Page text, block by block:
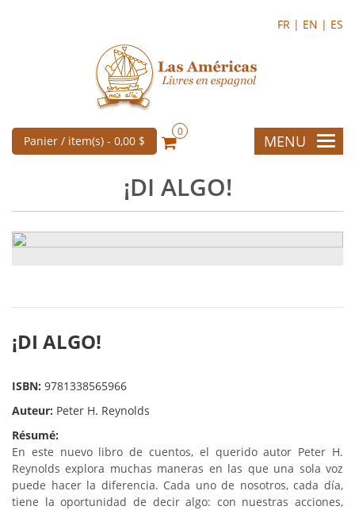
FR | EN | ES
Panier / item(s) - 0,00 $
0
MENU
¡DI ALGO!
¡DI ALGO!
ISBN: 9781338565966
Auteur: Peter H. Reynolds
Résumé:
En este nuevo libro de cuentos, el querido autor Peter H.
Reynolds explora muchas maneras en las que una sola voz
puede hacer la diferencia. Cada uno de nosotros, cada día,
tiene la oportunidad de decir algo: con nuestras acciones,